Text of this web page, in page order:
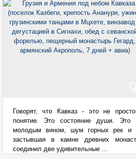
Говорят, что Кавказ - это не просто
понятие. Это состояние души. Это
молодым вином, шум горных рек и
застывшая в камне древних
соединил две удивительные ...